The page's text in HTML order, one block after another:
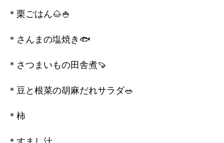
＊栗ごはん🌰🍚
＊さんまの塩焼き🐟
＊さつまいもの田舎煮🍠
＊豆と根菜の胡麻だれサラダ🥗
＊柿